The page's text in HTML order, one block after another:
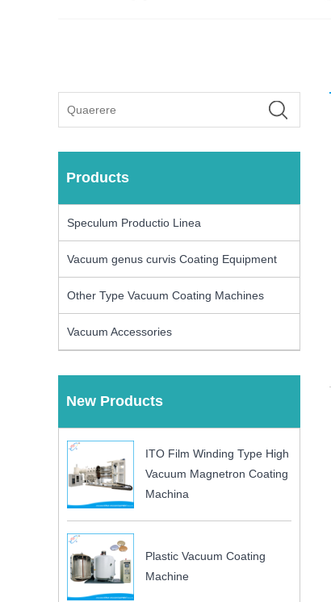
Products
Speculum Productio Linea
Vacuum genus curvis Coating Equipment
Other Type Vacuum Coating Machines
Vacuum Accessories
New Products
ITO Film Winding Type High
Vacuum Magnetron Coating
Machina
Plastic Vacuum Coating
Machine